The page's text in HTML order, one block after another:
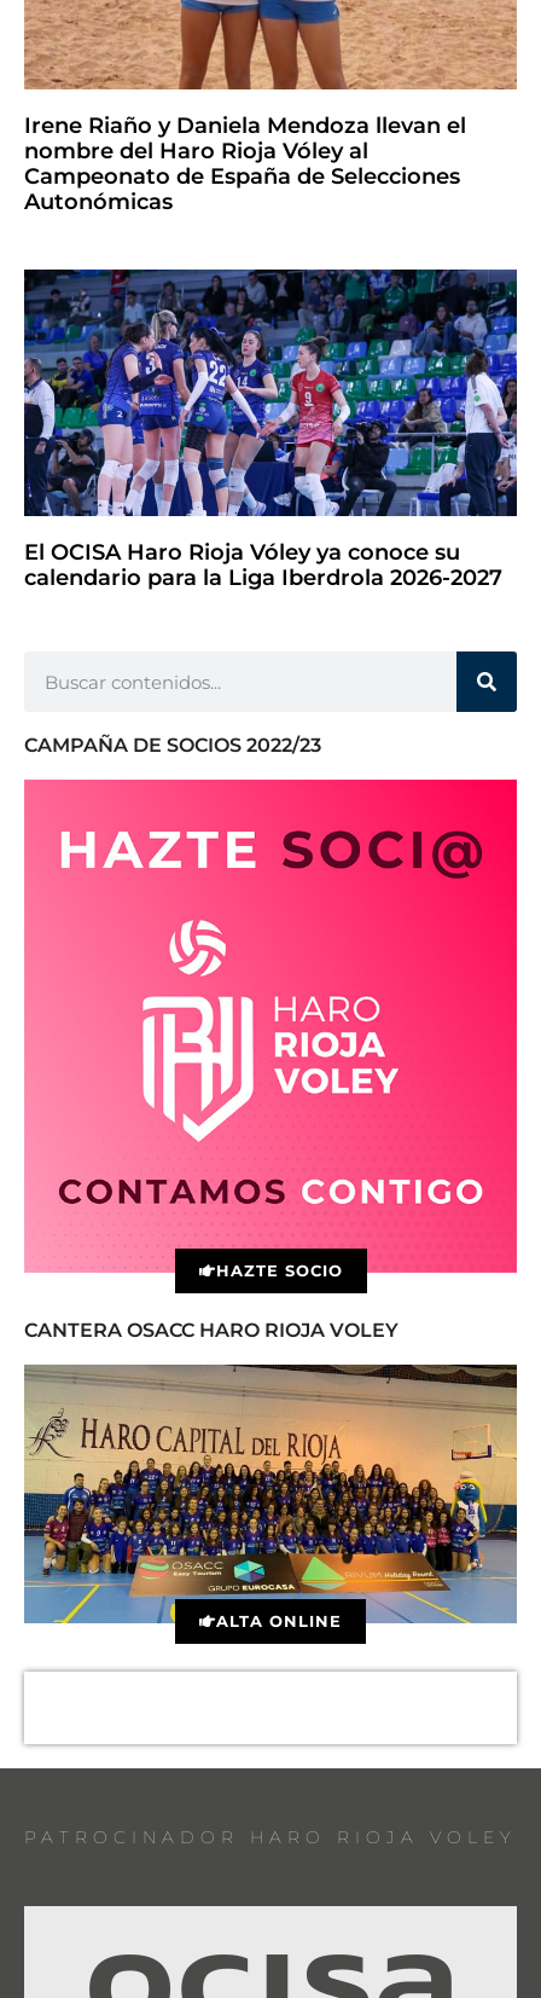
Irene Riaño y Daniela Mendoza llevan el
nombre del Haro Rioja Vóley al
Campeonato de España de Selecciones
Autonómicas
El OCISA Haro Rioja Vóley ya conoce su
calendario para la Liga Iberdrola 2026-2027
CAMPAÑA DE SOCIOS 2022/23
HAZTE SOCIO
CANTERA OSACC HARO RIOJA VOLEY
ALTA ONLINE
PATROCINADOR HARO RIOJA VOLEY